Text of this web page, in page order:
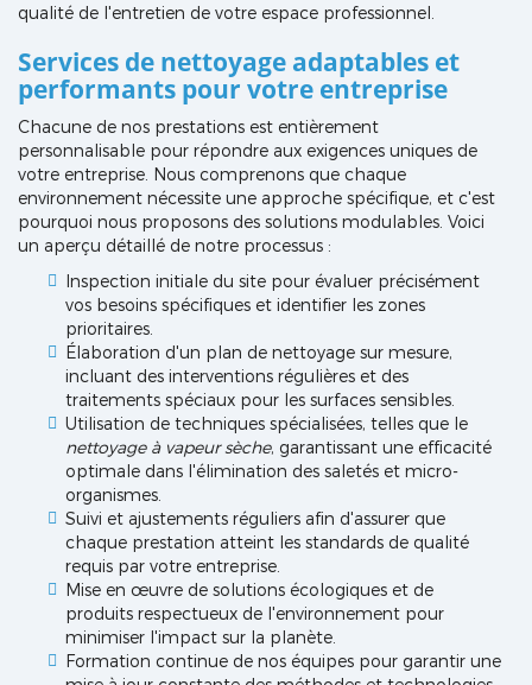
qualité de l'entretien de votre espace professionnel.
Services de nettoyage adaptables et
performants pour votre entreprise
Chacune de nos prestations est entièrement
personnalisable pour répondre aux exigences uniques de
votre entreprise. Nous comprenons que chaque
environnement nécessite une approche spécifique, et c'est
pourquoi nous proposons des solutions modulables. Voici
un aperçu détaillé de notre processus :
Inspection initiale du site pour évaluer précisément
vos besoins spécifiques et identifier les zones
prioritaires.
Élaboration d'un plan de nettoyage sur mesure,
incluant des interventions régulières et des
traitements spéciaux pour les surfaces sensibles.
Utilisation de techniques spécialisées, telles que le
nettoyage à vapeur sèche, garantissant une efficacité
optimale dans l'élimination des saletés et micro-
organismes.
Suivi et ajustements réguliers afin d'assurer que
chaque prestation atteint les standards de qualité
requis par votre entreprise.
Mise en œuvre de solutions écologiques et de
produits respectueux de l'environnement pour
minimiser l'impact sur la planète.
Formation continue de nos équipes pour garantir une